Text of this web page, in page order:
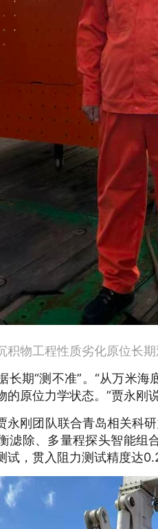
积物工程性质劣化原位长
长期“测不准”。“从万米
的原位力学状态。”贾永刚
永刚团队联合青岛相关科
滤除、多量程探头智能组
试，贯入阻力测试精度达